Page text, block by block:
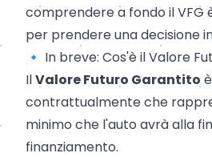
comprendere a fondo il VFG
per prendere una decisione
🔹 In breve: Cos'è il Valore
IlValore Futuro Garantito
contrattualmente che
minimo che l'auto avrà alla
finanziamento.